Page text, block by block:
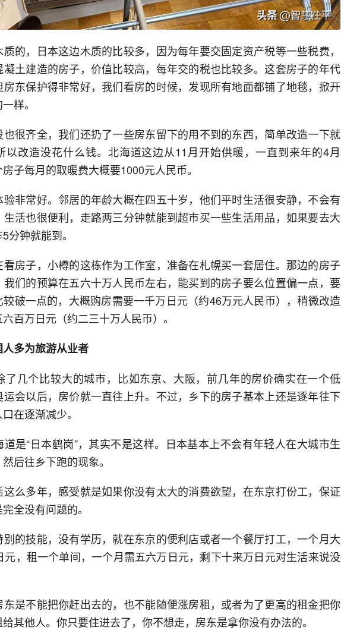
的，日本这边木质的比较多，因为每年要交固定资产税等一些税费，
土建造的房子，价值比较高，每年交的税也比较多。这套房子的年代
房东保护得非常好，我们看房的时候，发现所有地面都铺了地毯，掀开
样。
也很齐全，我们还扔了一些房东留下的用不到的东西，简单改造一下就
以改造没花什么钱。北海道这边从11月开始供暖，一直到来年的4月
子每月的取暖费大概要1000元人民币。
验非常好。邻居的年龄大概在四五十岁，他们平时生活很安静，不会有
生活也很便利，走路两三分钟就能到超市买一些生活用品，如果要去大
分钟就能到。
看房子，小樽的这栋作为工作室，准备在札幌买一套居住。那边的房子
们的预算在五六十万人民币左右，能买到的房子要么位置偏一点，要
较破一点的，大概购房需要一千万日元（约46万元人民币），稍微改造
百万日元（约二三十万人民币）。
多为旅游从业者
了几个比较大的城市，比如东京、大阪，前几年的房价确实在一个低
会以后，房价就一直往上升。不过，乡下的房子基本上还是逐年往下
在逐渐减少。
道是“日本鹤岗”，其实不是这样。日本基本上不会有年轻人在大城市生
后往乡下跑的现象。
这么多年，感受就是如果你没有太大的消费欲望，在东京打份工，保证
全没有问题的。
的技能，没有学历，就在东京的便利店或者一个餐厅打工，一个月大
元，租一个单间，一个月需五六万日元，剩下十来万日元对生活来说没
东是不能把你赶出去的，也不能随便涨房租，或者为了更高的租金把你
其他人。你只要住进去了，你不想走，房东是拿你没有办法的。